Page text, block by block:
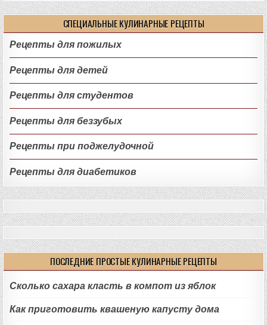
СПЕЦИАЛЬНЫЕ КУЛИНАРНЫЕ РЕЦЕПТЫ
Рецепты для пожилых
Рецепты для детей
Рецепты для студентов
Рецепты для беззубых
Рецепты при поджелудочной
Рецепты для диабетиков
ПОСЛЕДНИЕ ПРОСТЫЕ КУЛИНАРНЫЕ РЕЦЕПТЫ
Сколько сахара класть в компот из яблок
Как приготовить квашеную капусту дома